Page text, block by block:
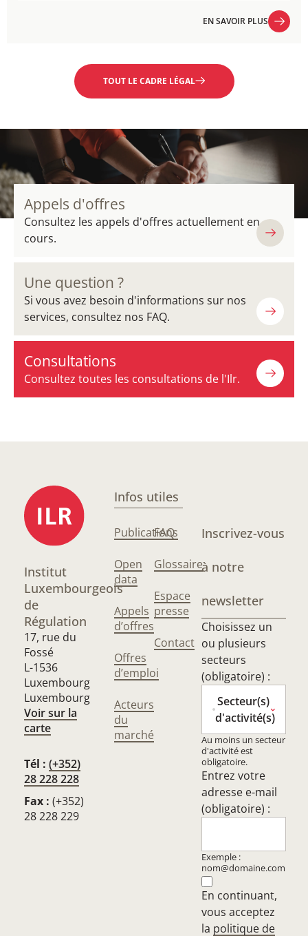
EN SAVOIR PLUS
TOUT LE CADRE LÉGAL
Appels d'offres
Consultez les appels d'offres actuellement en
cours.
Une question ?
Si vous avez besoin d'informations sur nos
services, consultez nos FAQ.
Consultations
Consultez toutes les consultations de l'Ilr.
Institut
Luxembourgeois
de
Régulation
17, rue du
Fossé
L-1536
Luxembourg
Luxembourg
Voir sur la
carte
Tél : (+352)
28 228 228
Fax : (+352)
28 228 229
Infos utiles
Publications
Open
data
Appels
d’offres
Offres
d’emploi
Acteurs
du
marché
FAQ
Glossaire
Espace
presse
Contact
Inscrivez-vous
à notre
newsletter
Choisissez un
ou plusieurs
secteurs
(obligatoire) :
Secteur(s)
d'activité(s)
Au moins un secteur
d'activité est
obligatoire.
Entrez votre
adresse e-mail
(obligatoire) :
Exemple :
nom@domaine.com
En continuant,
vous acceptez
la politique de